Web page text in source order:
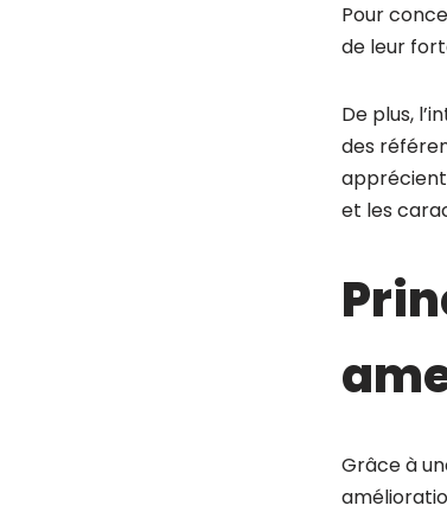
Pour
de leur
De plus,
des
et les
Grâce à